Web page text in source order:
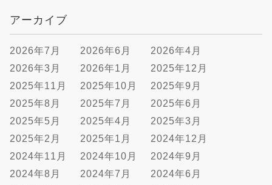
アーカイブ
2026年7月 2026年6月
2026年4月
2026年3月
2026年1月
2025年12月
2025年11月
2025年10月
2025年9月
2025年8月
2025年7月
2025年6月
2025年5月
2025年4月
2025年3月
2025年2月
2025年1月
2024年12月
2024年11月
2024年10月
2024年9月
2024年8月
2024年7月
2024年6月